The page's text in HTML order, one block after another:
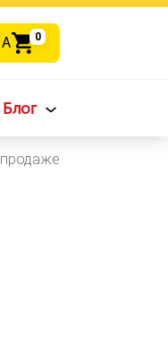
0
Блог